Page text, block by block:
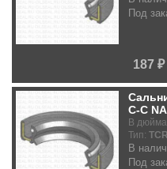
Под
187 ₽
C-C
В
Тип: TCR
В
Под